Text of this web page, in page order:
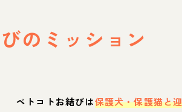
の ミッション
ペトコトお結びは保護犬・保護猫と